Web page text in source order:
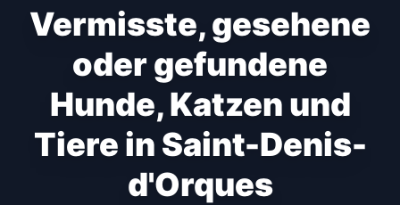
Vermisste, gesehene
oder gefundene
Hunde, Katzen und
Tiere in Saint-Denis-
d'Orques